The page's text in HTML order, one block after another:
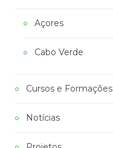
Açores
Cabo Verde
Cursos e Formações
Notícias